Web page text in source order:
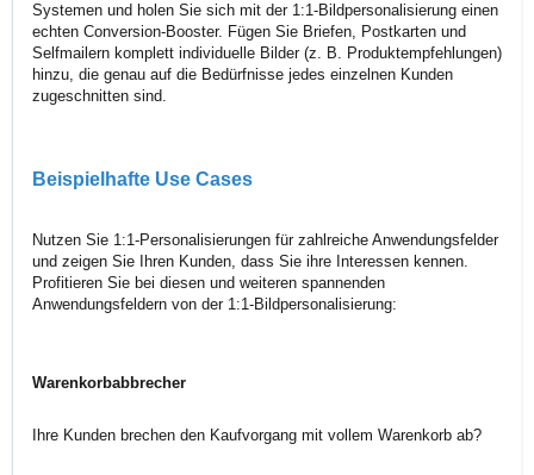
Systemen und holen Sie sich mit der 1:1-Bildpersonalisierung einen
echten Conversion-Booster. Fügen Sie Briefen, Postkarten und
Selfmailern komplett individuelle Bilder (z. B. Produktempfehlungen)
hinzu, die genau auf die Bedürfnisse jedes einzelnen Kunden
zugeschnitten sind.
Beispielhafte Use Cases
Nutzen Sie 1:1-Personalisierungen für zahlreiche Anwendungsfelder
und zeigen Sie Ihren Kunden, dass Sie ihre Interessen kennen.
Profitieren Sie bei diesen und weiteren spannenden
Anwendungsfeldern von der 1:1-Bildpersonalisierung:
Warenkorbabbrecher
Ihre Kunden brechen den Kaufvorgang mit vollem Warenkorb ab?